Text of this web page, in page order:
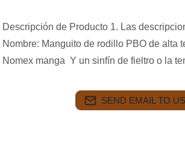
Descripción de Producto 1. Las
Nombre: Manguito de rodillo PBO de alta
Nomex manga Y un sinfín de fieltro o la
SEND EMAIL TO US